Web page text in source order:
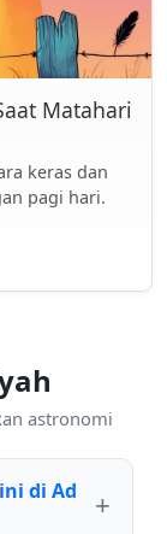
Matahari
keras dan
pagi hari.
astronomi
di Ad